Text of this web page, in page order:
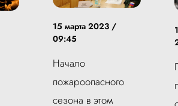
15 марта 2023 /
09:45
Начало
пожароопасного
сезона в этом